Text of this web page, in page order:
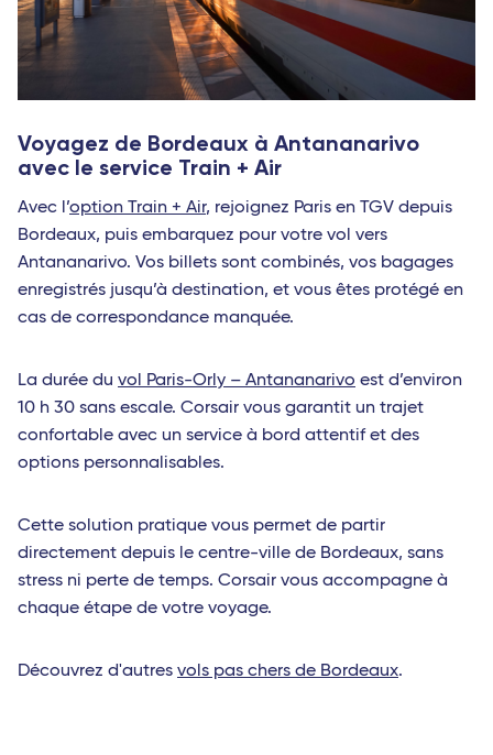
Voyagez de Bordeaux à Antananarivo
avec le service Train + Air
Avec l’option Train + Air, rejoignez Paris en TGV depuis
Bordeaux, puis embarquez pour votre vol vers
Antananarivo. Vos billets sont combinés, vos bagages
enregistrés jusqu’à destination, et vous êtes protégé en
cas de correspondance manquée.
La durée du vol Paris-Orly – Antananarivo est d’environ
10 h 30 sans escale. Corsair vous garantit un trajet
confortable avec un service à bord attentif et des
options personnalisables.
Cette solution pratique vous permet de partir
directement depuis le centre-ville de Bordeaux, sans
stress ni perte de temps. Corsair vous accompagne à
chaque étape de votre voyage.
Découvrez d'autres vols pas chers de Bordeaux.